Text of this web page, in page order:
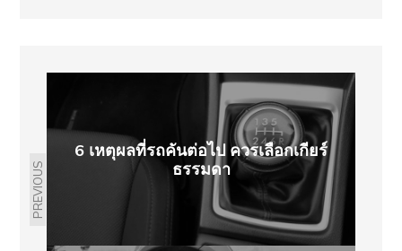
PREVIOUS
6 เหตุผลที่รถคันต่อไป ควรเลือกเกียร์
ธรรมดา